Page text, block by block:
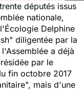
députés issus
nationale,
Delphine
diligentée par la
a déjà
par le
fin octobre 2017
", mais d'une